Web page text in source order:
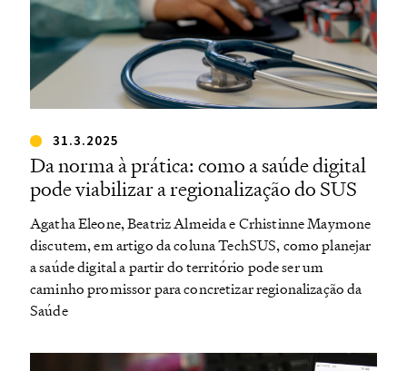
31.3.2025
Da norma à prática: como a saúde digital
pode viabilizar a regionalização do SUS
Agatha Eleone, Beatriz Almeida e Crhistinne Maymone
discutem, em artigo da coluna TechSUS, como planejar
a saúde digital a partir do território pode ser um
caminho promissor para concretizar regionalização da
Saúde